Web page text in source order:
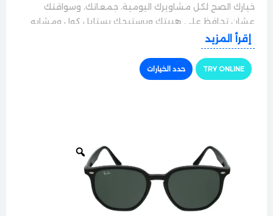
خيارك الصح لكل مشاويرك اليومية، جمعاتك، وسواقتك
عشان تحافظ على هيبتك وبرستيجك بستايل كول ومشابه
لإطلالات المشاهير.
الجودة والراحة
النظارة بتيجي بإطار كامل مصنوع من مادة الأسيتات الفاخرة
حماية وأداء ممتاز
مجهزة بعدسات ريبان الأصلية فائقة النقاء بتوفر حماية
كاملة ومثالية 100% من أشعة الشمس والأشعة فوق
البنفسجية الضارة، وبتعمل بكفاءة على تصفية التوهج
إقرأ المزيد
TRY ONLINE حدد الخيارات